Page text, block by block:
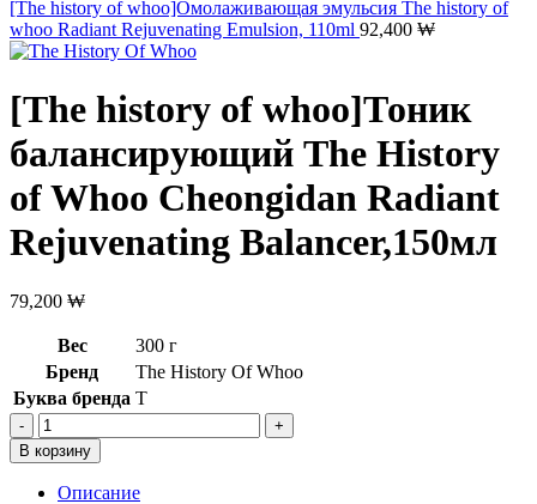
[The history of whoo]Омолаживающая эмульсия The history of
whoo Radiant Rejuvenating Emulsion, 110ml 92,400 ₩
[The history of whoo]Тоник
балансирующий The History
of Whoo Cheongidan Radiant
Rejuvenating Balancer,150мл
79,200 ₩
Вес
300 г
Бренд
The History Of Whoo
Буква бренда T
Количество
товара
[The
history
В корзину
Описание